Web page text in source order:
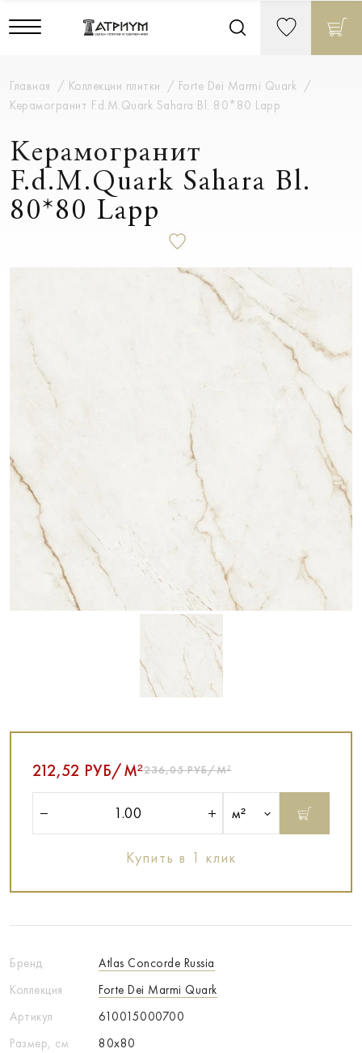
Главная Коллекции плитки
Forte Dei Marmi Quark
Керамогранит F.d.M.Quark Sahara Bl. 80*80 Lapp
Керамогранит
F.d.M.Quark Sahara Bl.
80*80 Lapp
Бренд
Atlas Concorde Russia
Коллекция
Forte Dei Marmi Quark
Артикул
610015000700
Размер, см
80x80
212,52 РУБ/М²236,05 РУБ/М²
м²
Купить в 1 клик